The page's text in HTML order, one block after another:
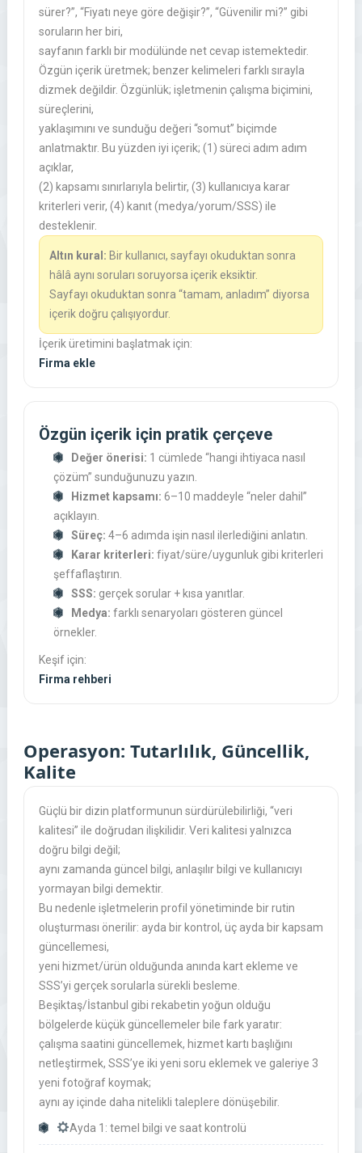
sürer?”, “Fiyatı neye göre değişir?”, “Güvenilir mi?” gibi
soruların her biri,
sayfanın farklı bir modülünde net cevap istemektedir.
Özgün içerik üretmek; benzer kelimeleri farklı sırayla
dizmek değildir. Özgünlük; işletmenin çalışma biçimini,
süreçlerini,
yaklaşımını ve sunduğu değeri “somut” biçimde
anlatmaktır. Bu yüzden iyi içerik; (1) süreci adım adım
açıklar,
(2) kapsamı sınırlarıyla belirtir, (3) kullanıcıya karar
kriterleri verir, (4) kanıt (medya/yorum/SSS) ile
desteklenir.
Altın kural: Bir kullanıcı, sayfayı okuduktan sonra
hâlâ aynı soruları soruyorsa içerik eksiktir.
Sayfayı okuduktan sonra “tamam, anladım” diyorsa
içerik doğru çalışıyordur.
İçerik üretimini başlatmak için:
Firma ekle
Özgün içerik için pratik çerçeve
Değer önerisi: 1 cümlede “hangi ihtiyaca nasıl
çözüm” sunduğunuzu yazın.
Hizmet kapsamı: 6–10 maddeyle “neler dahil”
açıklayın.
Süreç: 4–6 adımda işin nasıl ilerlediğini anlatın.
Karar kriterleri: fiyat/süre/uygunluk gibi kriterleri
şeffaflaştırın.
SSS: gerçek sorular + kısa yanıtlar.
Medya: farklı senaryoları gösteren güncel
örnekler.
Keşif için:
Firma rehberi
Operasyon: Tutarlılık, Güncellik,
Kalite
Güçlü bir dizin platformunun sürdürülebilirliği, “veri
kalitesi” ile doğrudan ilişkilidir. Veri kalitesi yalnızca
doğru bilgi değil;
aynı zamanda güncel bilgi, anlaşılır bilgi ve kullanıcıyı
yormayan bilgi demektir.
Bu nedenle işletmelerin profil yönetiminde bir rutin
oluşturması önerilir: ayda bir kontrol, üç ayda bir kapsam
güncellemesi,
yeni hizmet/ürün olduğunda anında kart ekleme ve
SSS’yi gerçek sorularla sürekli besleme.
Beşiktaş/İstanbul gibi rekabetin yoğun olduğu
bölgelerde küçük güncellemeler bile fark yaratır:
çalışma saatini güncellemek, hizmet kartı başlığını
netleştirmek, SSS’ye iki yeni soru eklemek ve galeriye 3
yeni fotoğraf koymak;
aynı ay içinde daha nitelikli taleplere dönüşebilir.
Ayda 1: temel bilgi ve saat kontrolü